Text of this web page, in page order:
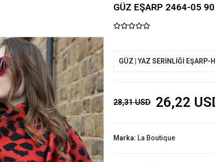
GÜZ EŞARP 2464-05
GÜZ | YAZ SERİNLİĞİ EŞARP-
28,31 USD 26,22
Marka: La Boutique